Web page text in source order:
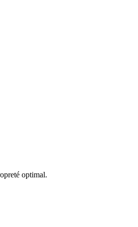
optimal.